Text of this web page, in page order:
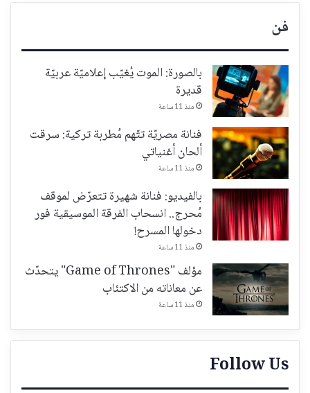
فن
بالصورة: الموت يُغيّب إعلاميّة عربيّة
قديرة
منذ 11 ساعة
فنانة مصريّة تتّهم مُطربة تركية: سرقت
ألحان أغنياتي
منذ 11 ساعة
بالفيديو: فنانة شهيرة تتعرّض لموقف
مُحرج.. انسحاب الفرقة الموسيقية فور
دخولها المسرح!
منذ 11 ساعة
مؤلف "Game of Thrones" يتحدّث
عن معاناته من الاكتئاب
منذ 11 ساعة
Follow Us